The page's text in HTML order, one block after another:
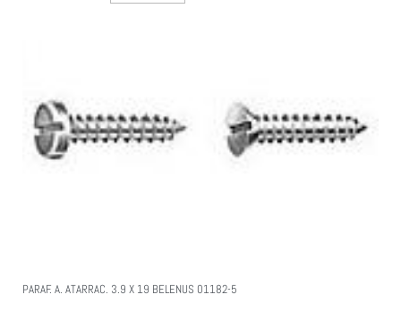
PARAF. A. ATARRAC. 3.9 X 19 BELENUS 01182-5